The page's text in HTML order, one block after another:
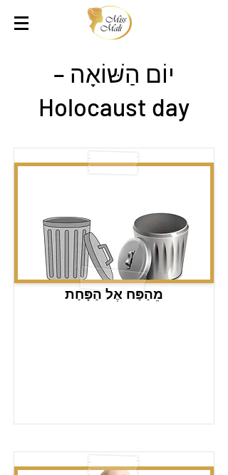
יוֹם הַשּׁוֹאָה –
Holocaust day
מֵהַפַּח אֶל הַפָּחַת